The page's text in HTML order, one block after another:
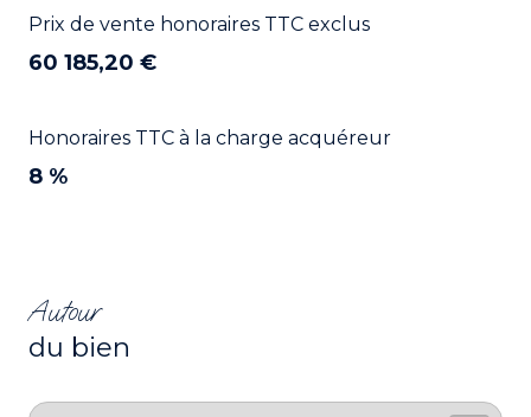
Prix de vente honoraires TTC exclus
60 185,20 €
Honoraires TTC à la charge acquéreur
8 %
Autour
du bien